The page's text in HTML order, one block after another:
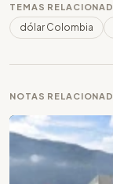
TEMAS
dólar Colombia
NOTAS